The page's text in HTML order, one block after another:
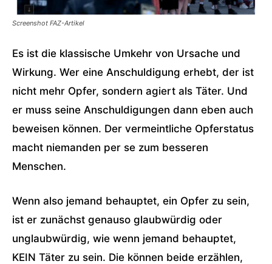
Screenshot FAZ-Artikel
Es ist die klassische Umkehr von Ursache und
Wirkung. Wer eine Anschuldigung erhebt, der ist
nicht mehr Opfer, sondern agiert als Täter. Und
er muss seine Anschuldigungen dann eben auch
beweisen können. Der vermeintliche Opferstatus
macht niemanden per se zum besseren
Menschen.
Wenn also jemand behauptet, ein Opfer zu sein,
ist er zunächst genauso glaubwürdig oder
unglaubwürdig, wie wenn jemand behauptet,
KEIN Täter zu sein. Die können beide erzählen,